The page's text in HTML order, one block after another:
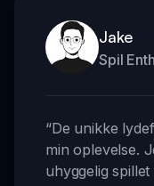
Jake
Spil
“De unikke
min oplevelse.
uhyggelig spillet